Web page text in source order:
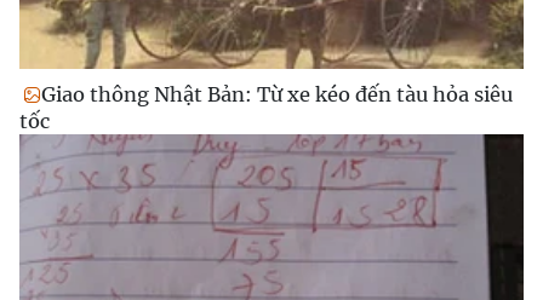
Giao thông Nhật Bản: Từ xe kéo đến tàu hỏa siêu
tốc